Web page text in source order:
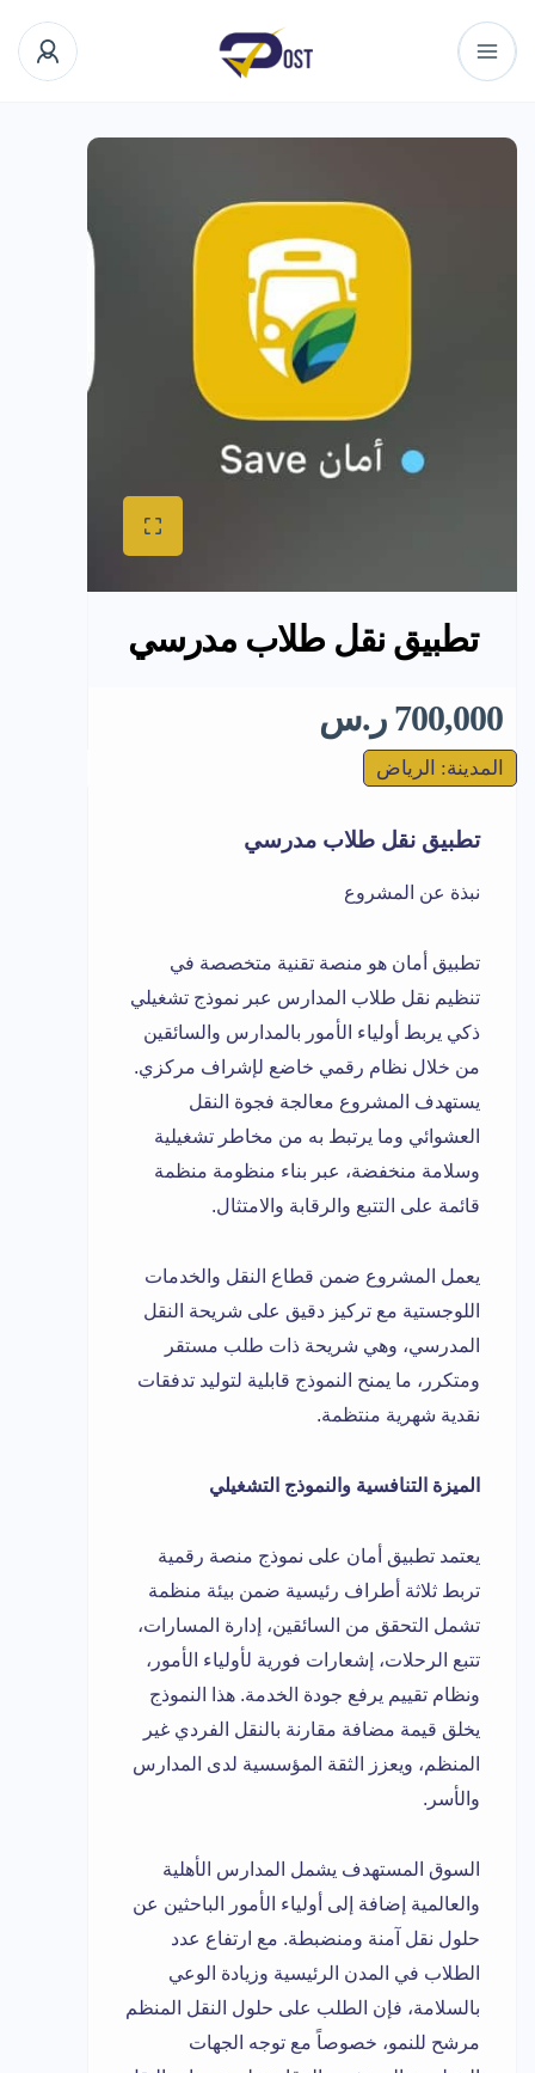
تطبيق نقل طلاب مدرسي
700,000 ر.س
المدينة: الرياض
تطبيق نقل طلاب مدرسي
نبذة عن المشروع
تطبيق أمان هو منصة تقنية متخصصة في
تنظيم نقل طلاب المدارس عبر نموذج تشغيلي
ذكي يربط أولياء الأمور بالمدارس والسائقين
من خلال نظام رقمي خاضع لإشراف مركزي.
يستهدف المشروع معالجة فجوة النقل
العشوائي وما يرتبط به من مخاطر تشغيلية
وسلامة منخفضة، عبر بناء منظومة منظمة
قائمة على التتبع والرقابة والامتثال.
يعمل المشروع ضمن قطاع النقل والخدمات
اللوجستية مع تركيز دقيق على شريحة النقل
المدرسي، وهي شريحة ذات طلب مستقر
ومتكرر، ما يمنح النموذج قابلية لتوليد تدفقات
نقدية شهرية منتظمة.
الميزة التنافسية والنموذج التشغيلي
يعتمد تطبيق أمان على نموذج منصة رقمية
تربط ثلاثة أطراف رئيسية ضمن بيئة منظمة
تشمل التحقق من السائقين، إدارة المسارات،
تتبع الرحلات، إشعارات فورية لأولياء الأمور،
ونظام تقييم يرفع جودة الخدمة. هذا النموذج
يخلق قيمة مضافة مقارنة بالنقل الفردي غير
المنظم، ويعزز الثقة المؤسسية لدى المدارس
والأسر.
السوق المستهدف يشمل المدارس الأهلية
والعالمية إضافة إلى أولياء الأمور الباحثين عن
حلول نقل آمنة ومنضبطة. مع ارتفاع عدد
الطلاب في المدن الرئيسية وزيادة الوعي
بالسلامة، فإن الطلب على حلول النقل المنظم
مرشح للنمو، خصوصاً مع توجه الجهات